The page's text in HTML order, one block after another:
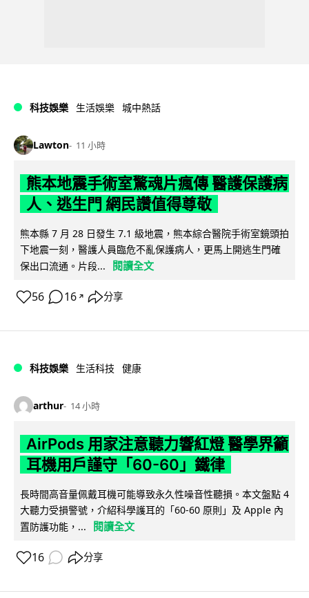
科技娛樂 生活娛樂 城中熱話
Lawton 11 小時
熊本地震手術室驚魂片瘋傳 醫護保護病
人、逃生門 網民讚值得尊敬
熊本縣 7 月 28 日發生 7.1 級地震，熊本綜合醫院手術室鏡頭拍
下地震一刻，醫護人員臨危不亂保護病人，更馬上開逃生門確
保出口流通。片段...
閱讀全文
56 16 ↗ 分享
科技娛樂 生活科技 健康
arthur 14 小時
AirPods 用家注意聽力響紅燈 醫學界籲
耳機用戶謹守「60-60」鐵律
長時間高音量佩戴耳機可能導致永久性噪音性聽損。本文盤點 4
大聽力受損警號，介紹科學護耳的「60-60 原則」及 Apple 內
置防護功能，...
閱讀全文
16 分享